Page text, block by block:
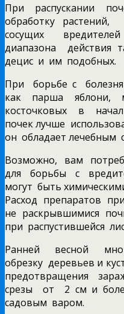
При распускании
обработку
сосущих
диапазона действия
децис и им подобных.
При борьбе с
как парша яблони,
косточковых в
почек лучше
он обладает лечебным
Возможно, вам
для борьбы с
могут быть
Расход препаратов
не раскрывшимися
при распустившейся
Ранней весной
обрезку деревьев и
предотвращения
срезы от 2 см и
садовым варом.